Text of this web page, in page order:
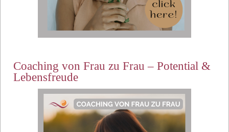
Coaching von Frau zu Frau – Potential &
Lebensfreude